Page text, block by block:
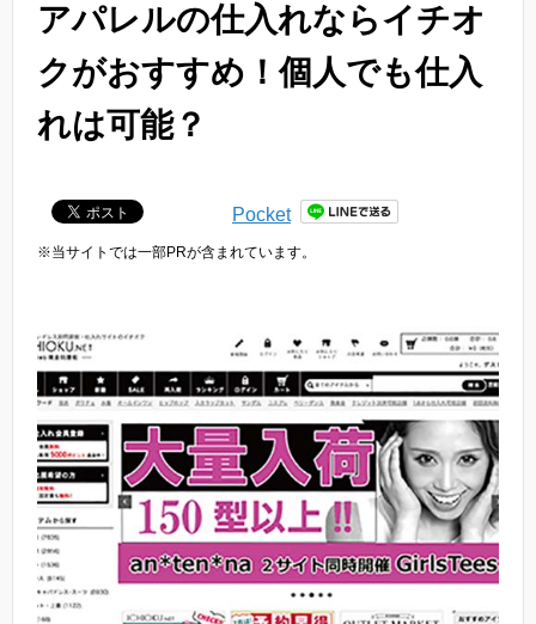
アパレルの仕入れならイチオ
クがおすすめ！個人でも仕入
れは可能？
Pocket
※当サイトでは一部PRが含まれています。